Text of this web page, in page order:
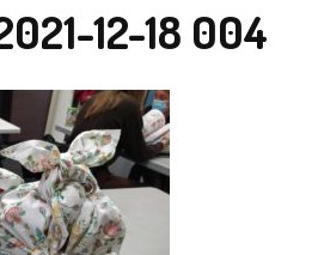
12-18 004